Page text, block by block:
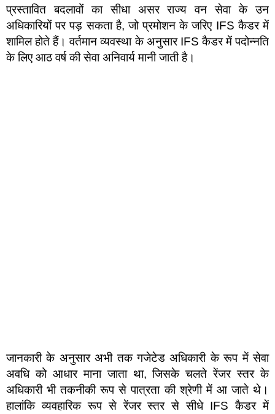
प्रस्तावित बदलावों का सीधा असर राज्य वन सेवा के उन
अधिकारियों पर पड़ सकता है, जो प्रमोशन के जरिए IFS कैडर में
शामिल होते हैं। वर्तमान व्यवस्था के अनुसार IFS कैडर में पदोन्नति
के लिए आठ वर्ष की सेवा अनिवार्य मानी जाती है।
जानकारी के अनुसार अभी तक गजेटेड अधिकारी के रूप में सेवा
अवधि को आधार माना जाता था, जिसके चलते रेंजर स्तर के
अधिकारी भी तकनीकी रूप से पात्रता की श्रेणी में आ जाते थे।
हालांकि व्यवहारिक रूप से रेंजर स्तर से सीधे IFS कैडर में